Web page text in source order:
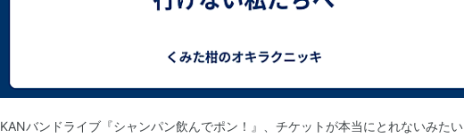
KANバンドライブ『シャンパン飲んでポン！』、チケットが本当にとれないみたい